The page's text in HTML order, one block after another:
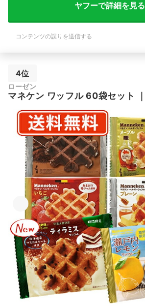
ヤフーで詳細を見る
コンテンツの誤りを送信する
4位
ローゼン
マネケン ワッフル 60袋セット ｜